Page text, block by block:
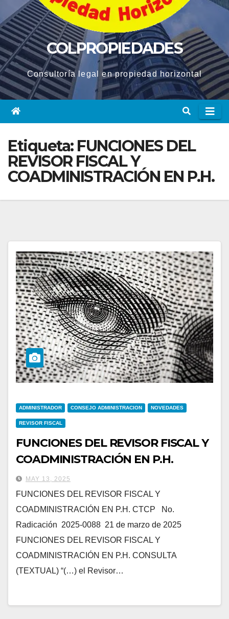
COLPROPIEDADES
Consultoría legal en propiedad horizontal
Etiqueta: FUNCIONES DEL
REVISOR FISCAL Y
COADMINISTRACIÓN EN P.H.
ADMINISTRADOR CONSEJO ADMINISTRACION NOVEDADES
REVISOR FISCAL
FUNCIONES DEL REVISOR FISCAL Y
COADMINISTRACIÓN EN P.H.
MAY 13, 2025
FUNCIONES DEL REVISOR FISCAL Y
COADMINISTRACIÓN EN P.H. CTCP No.
Radicación 2025-0088 21 de marzo de 2025
FUNCIONES DEL REVISOR FISCAL Y
COADMINISTRACIÓN EN P.H. CONSULTA
(TEXTUAL) “(…) el Revisor…